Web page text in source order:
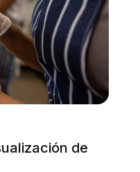
de